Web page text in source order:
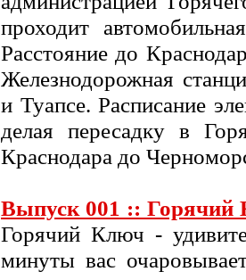
проходит
Расстояние до
Железнодорожная
и Туапсе. Расписание
делая пересадку в
Краснодара до
Выпуск 001 ::
Горячий Ключ -
минуты вас